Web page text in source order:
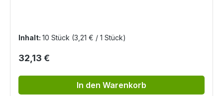
Inhalt: 10 Stück (3,21 € / 1 Stück)
Regulärer Preis:
32,13 €
In den Warenkorb